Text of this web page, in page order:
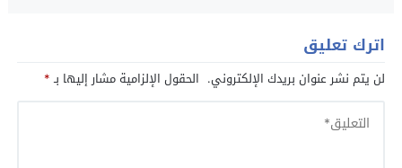
اترك تعليق
لن يتم نشر عنوان بريدك الإلكتروني. الحقول الإلزامية مشار إليها بـ*